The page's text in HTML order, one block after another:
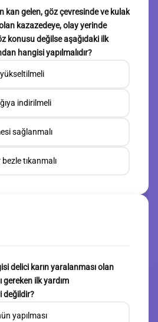
kan gelen, göz çevresinde ve kulak
kazazedeye, olay yerinde
konusu değilse aşağıdaki ilk
hangisi yapılmalıdır?
indirilmeli
sağlanmalı
tıkanmalı
delici karın yaralanması olan
gereken ilk yardım
değildir?
yapılması